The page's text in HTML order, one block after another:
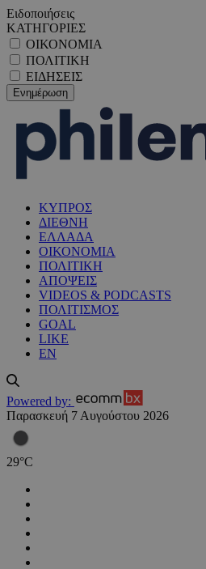
Ειδοποιήσεις
ΚΑΤΗΓΟΡΙΕΣ
ΟΙΚΟΝΟΜΙΑ
ΠΟΛΙΤΙΚΗ
ΕΙΔΗΣΕΙΣ
ΚΥΠΡΟΣ
ΔΙΕΘΝΗ
ΕΛΛΑΔΑ
ΟΙΚΟΝΟΜΙΑ
ΠΟΛΙΤΙΚΗ
ΑΠΟΨΕΙΣ
VIDEOS & PODCASTS
ΠΟΛΙΤΙΣΜΟΣ
GOAL
LIKE
EN
Powered by:
Παρασκευή 7 Αυγούστου 2026
29°C